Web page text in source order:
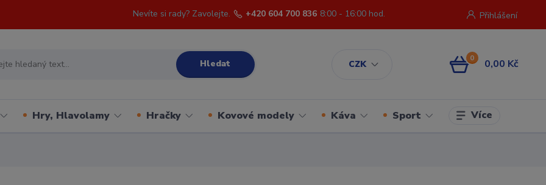
CZK
Přihlášení
Hledat
Nevíte si rady? Zavolejte. +420 604 700 836 8:00 - 16:00 hod.
0 0,00 Kč
Hry, Hlavolamy Hračky Kovové modely Káva Sport Více